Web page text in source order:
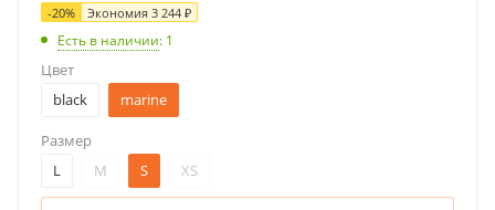
-20% Экономия 3 244 ₽
Есть в наличии: 1
Цвет
black
marine
Размер
L
M S XS